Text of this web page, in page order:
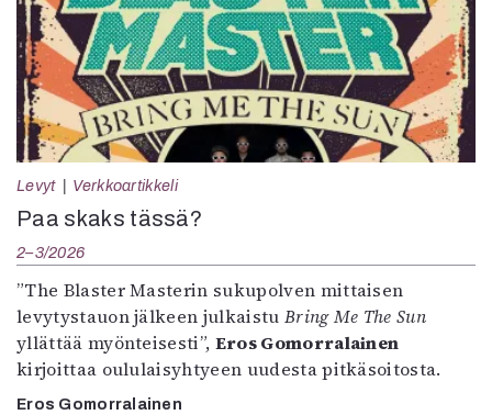
Levyt Verkkoartikkeli
Paa skaks tässä?
2–3/2026
”The Blaster Masterin sukupolven mittaisen
levytystauon jälkeen julkaistu Bring Me The Sun
yllättää myönteisesti”, Eros Gomorralainen
kirjoittaa oululaisyhtyeen uudesta pitkäsoitosta.
Eros Gomorralainen